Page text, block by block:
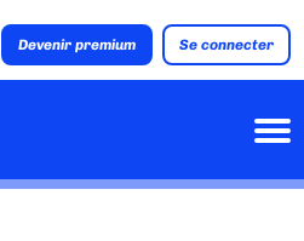
Devenir premium Se connecter